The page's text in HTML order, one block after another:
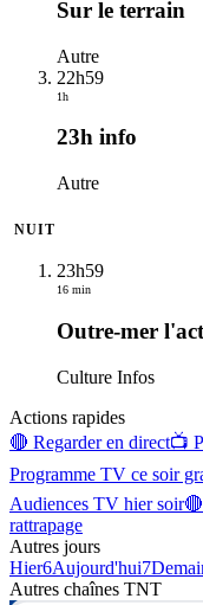
Sur le terrain
Autre
22h59
1h
23h info
Autre
NUIT
23h59
16 min
Outre-mer
Culture Infos
Actions rapides
🔴 Regarder en direct📺
Programme TV ce soir
Audiences TV hier soir
rattrapage
Autres jours
Hier6Aujourd'hui7
Autres chaînes TNT